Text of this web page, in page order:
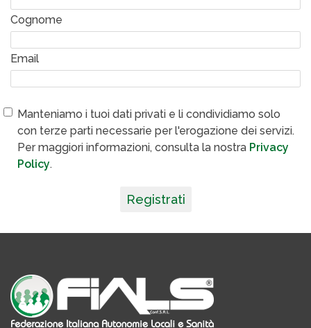
Cognome
Email
Manteniamo i tuoi dati privati e li condividiamo solo
con terze parti necessarie per l'erogazione dei servizi.
Per maggiori informazioni, consulta la nostra Privacy
Policy.
Registrati